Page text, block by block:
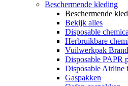
Beschermende kleding
Beschermende
Bekijk alles
Disposable
Herbruikbare
Vuilwerkpak
Disposable PAPR
Disposable Airline
Gaspakken